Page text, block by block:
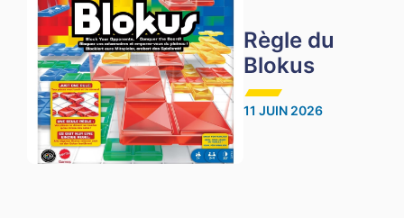
Règle du
Blokus
11 JUIN 2026